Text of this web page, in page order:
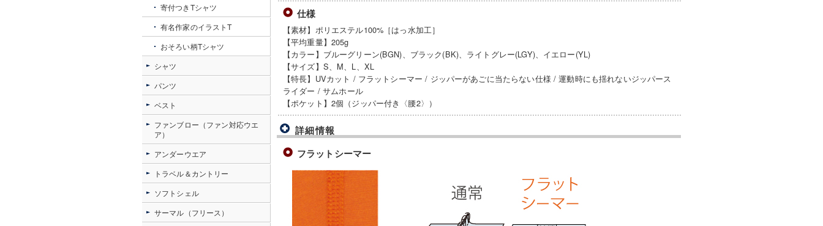
仕様
【素材】ポリエステル100%［はっ水加工］
【平均重量】205g
【カラー】ブルーグリーン(BGN)、ブラック(BK)、ライトグレー(LGY)、イエロー(YL)
【サイズ】S、M、L、XL
【特長】UVカット / フラットシーマー / ジッパーがあごに当たらない仕様 / 運動時にも揺れないジッパース
ライダー / サムホール
【ポケット】2個（ジッパー付き〈腰2〉）
詳細情報
フラットシーマー
寄付つきTシャツ
有名作家のイラストT
おそろい柄Tシャツ
シャツ
パンツ
ベスト
ファンブロー（ファン対応ウエ
ア）
アンダーウエア
トラベル＆カントリー
ソフトシェル
サーマル（フリース）